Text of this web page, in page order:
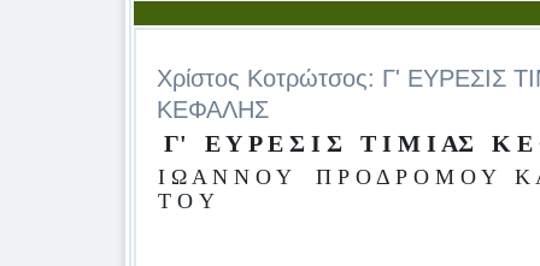
Χρίστος Κοτρώτσος: Γ' ΕΥΡΕΣΙΣ
ΚΕΦΑΛΗΣ
Γ'
Ε Υ Ρ Ε Σ Ι Σ Τ Ι Μ Ι ΑΣ Κ Ε
Ι Ω Α Ν Ν Ο Υ Π Ρ Ο Δ Ρ Ο Μ Ο Υ
Κ
Τ O Υ